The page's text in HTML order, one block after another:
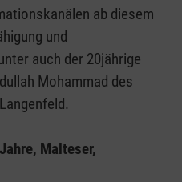
ab diesem
und
auch der 20jährige
Mohammad des
Malteser,